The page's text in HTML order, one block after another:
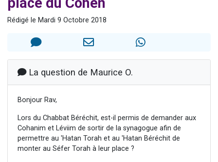
Ariel vient de donner son Maasser
Rédigé le Mardi 9 Octobre 2018
La question de Maurice O.
Bonjour Rav,
Lors du Chabbat Béréchit, est-il permis de demander aux
Cohanim et Léviim de sortir de la synagogue afin de
permettre au 'Hatan Torah et au 'Hatan Béréchit de
monter au Séfer Torah à leur place ?